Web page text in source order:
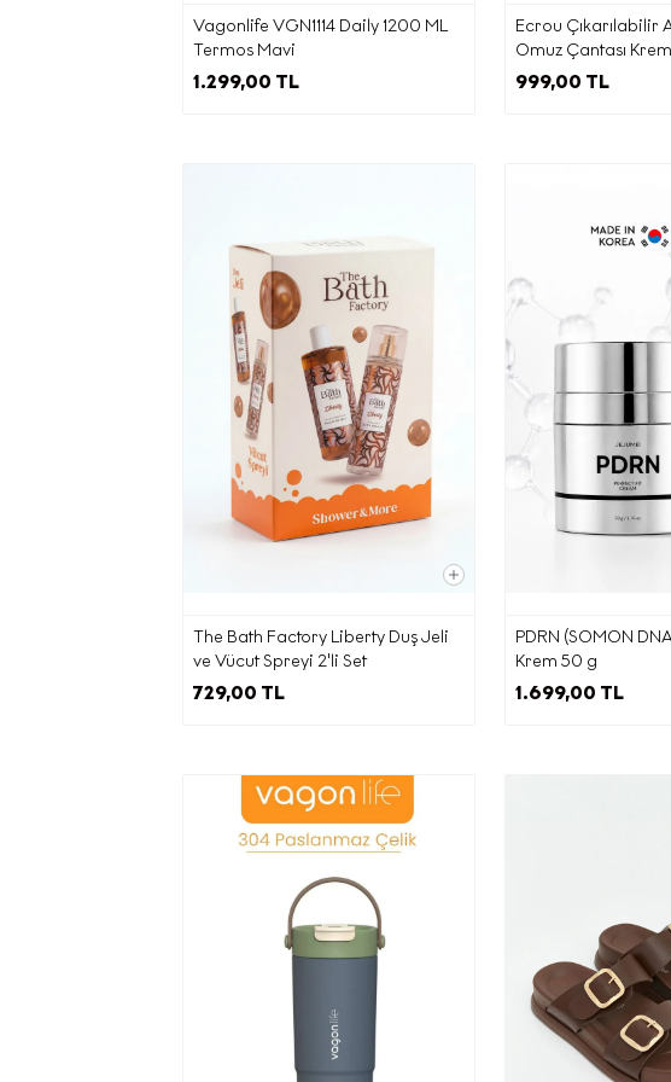
Vagonlife VGN1114 Daily 1200 ML
Termos Mavi
1.299,00 TL
Ecrou Çıkarılabilir
Omuz Çantası Krem
999,00 TL
The Bath Factory Liberty Duş Jeli
ve Vücut Spreyi 2'li Set
729,00 TL
PDRN (SOMON
Krem 50 g
1.699,00 TL
Pazarlama
İnternet sitesi
Belirtilen kişisel
f) Kişisel Veri
Kişisel verisi işlenen
ilgili bilgi talep
yapılan kişileri
isteme, silme veya
göre
Cadde/
iletebilirsiniz veya
Elektronik ticari ileti
zaman